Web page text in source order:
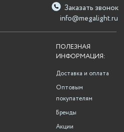
info@megalight.ru
Заказать звонок
ПОЛЕЗНАЯ
ИНФОРМАЦИЯ:
Доставка и оплата
Оптовым
покупателям
Бренды
Акции